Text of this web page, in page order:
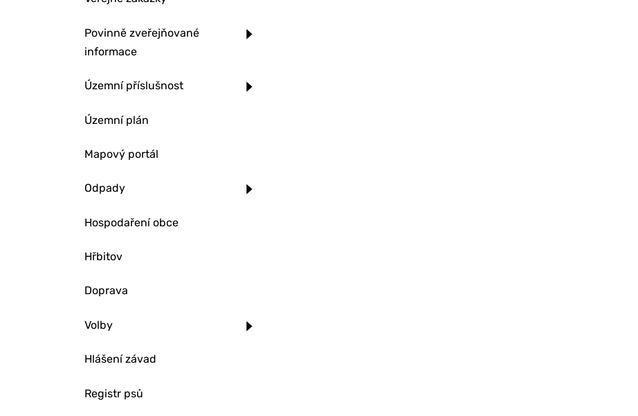
Povinně zveřejňované
informace
Územní příslušnost
Územní plán
Mapový portál
Odpady
Hospodaření obce
Hřbitov
Doprava
Volby
Hlášení závad
Registr psů